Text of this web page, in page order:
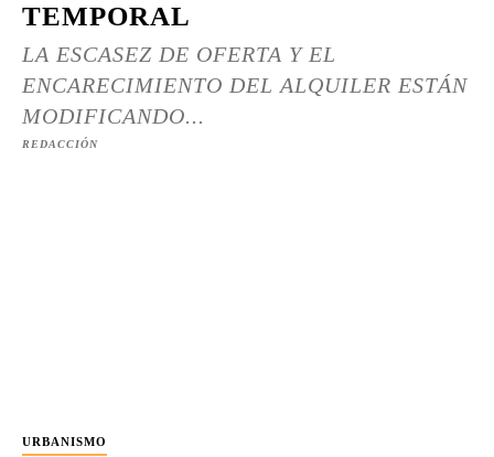
TEMPORAL
LA ESCASEZ DE OFERTA Y EL
ENCARECIMIENTO DEL ALQUILER ESTÁN
MODIFICANDO...
REDACCIÓN
URBANISMO